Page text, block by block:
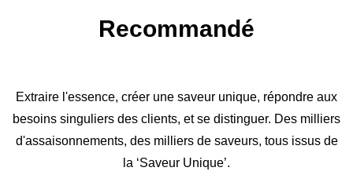
Recommandé
Extraire l'essence, créer une saveur unique, répondre aux
besoins singuliers des clients, et se distinguer. Des milliers
d'assaisonnements, des milliers de saveurs, tous issus de
la ‘Saveur Unique’.